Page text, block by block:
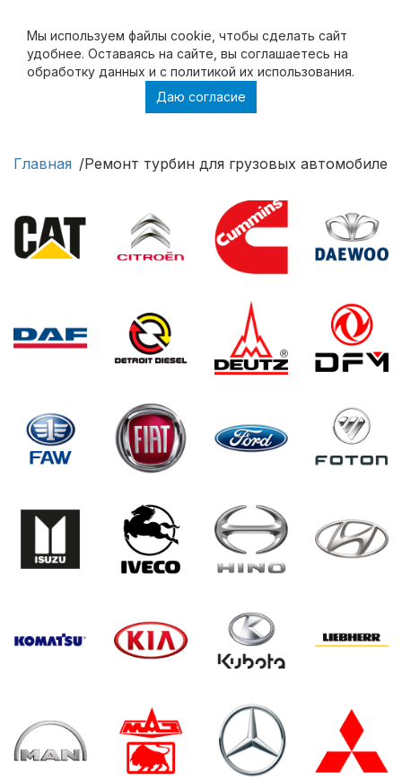
Мы используем файлы cookie, чтобы cделать сайт
удобнее. Оставаясь на сайте, вы соглашаетесь на
обработку данных и с политикой их использования.
Даю согласие
Ремонт турбин для грузовых автомобилей и
Главная Ремонт турбин для грузовых автомобилей